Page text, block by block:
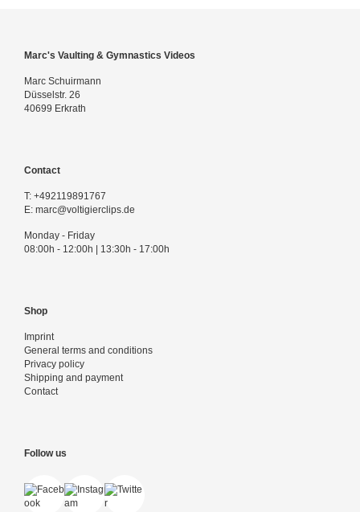
Marc's Vaulting & Gymnastics Videos
Marc Schuirmann
Düsselstr. 26
40699 Erkrath
Contact
T: +492119891767
E: marc@voltigierclips.de
Monday - Friday
08:00h - 12:00h | 13:30h - 17:00h
Shop
Imprint
General terms and conditions
Privacy policy
Shipping and payment
Contact
Follow us